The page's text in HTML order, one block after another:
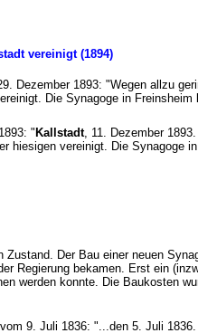
vereinigt (1894)
Dezember 1893: "Wegen allzu
Die Synagoge in
"Kallstadt, 11. Dezember
hiesigen vereinigt. Die Synagoge
Zustand. Der Bau einer neuen
Regierung bekamen. Erst ein
werden konnte. Die Baukosten
9. Juli 1836: "...den 5. Juli 1836.